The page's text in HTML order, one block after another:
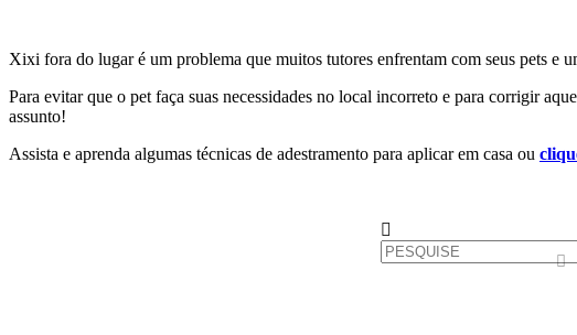
Xixi fora do lugar é um problema que muitos tutores enfrentam com seus pets e
Para evitar que o pet faça suas necessidades no local incorreto e para corrigir
assunto!
Assista e aprenda algumas técnicas de adestramento para aplicar em casa ou